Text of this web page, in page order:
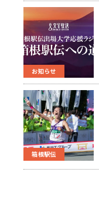
お知らせ
箱根駅伝